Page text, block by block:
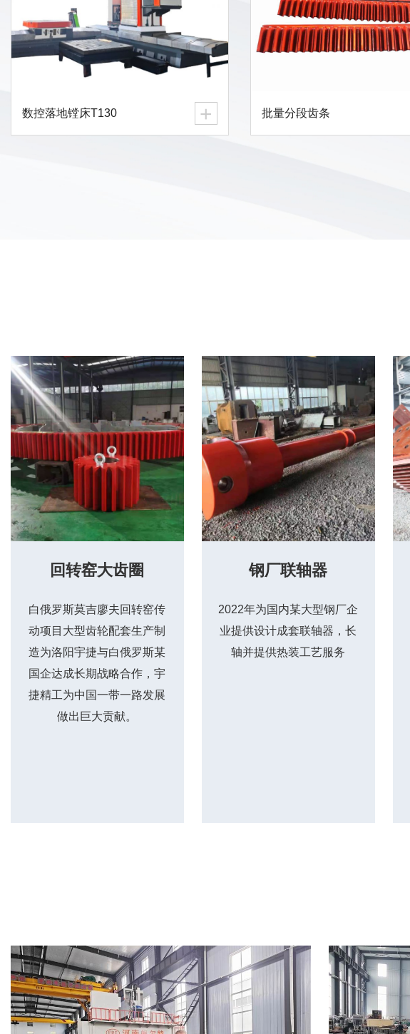
数控落地镗床T130 + 批量分段齿条
回转窑大齿圈
白俄罗斯莫吉廖夫回转窑传
动项目大型齿轮配套生产制
造为洛阳宇捷与白俄罗斯某
国企达成长期战略合作，宇
捷精工为中国一带一路发展
做出巨大贡献。
钢厂联轴器
2022年为国内某大型钢厂企
业提供设计成套联轴器，长
轴并提供热装工艺服务